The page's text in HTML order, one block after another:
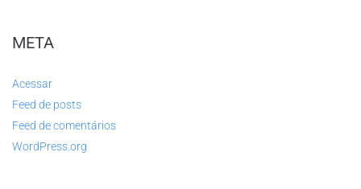
META
Acessar
Feed de posts
Feed de comentários
WordPress.org